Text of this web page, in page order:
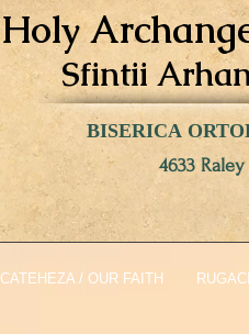
Sfintii
BISERICA
4633
Holy
CATEHEZA / OUR FAITH